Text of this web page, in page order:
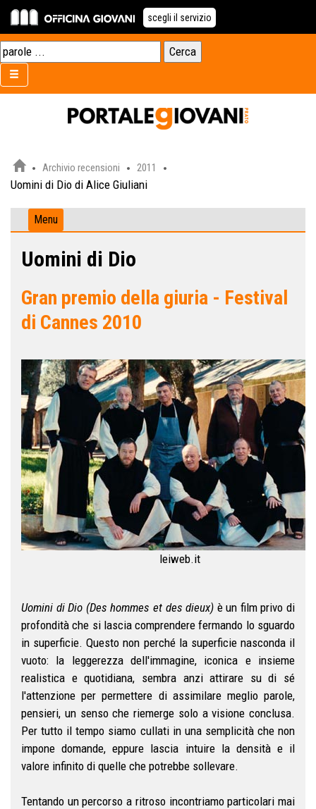
scegli il servizio
Archivio recensioni 2011
Uomini di Dio di Alice Giuliani
Menu
Uomini di Dio
Gran premio della giuria - Festival
di Cannes 2010
leiweb.it
Uomini di Dio (Des hommes et des dieux) è un film privo di
profondità che si lascia comprendere fermando lo sguardo
in superficie. Questo non perché la superficie nasconda il
vuoto: la leggerezza dell'immagine, iconica e insieme
realistica e quotidiana, sembra anzi attirare su di sé
l'attenzione per permettere di assimilare meglio parole,
pensieri, un senso che riemerge solo a visione conclusa.
Per tutto il tempo siamo cullati in una semplicità che non
impone domande, eppure lascia intuire la densità e il
valore infinito di quelle che potrebbe sollevare.
Tentando un percorso a ritroso incontriamo particolari mai